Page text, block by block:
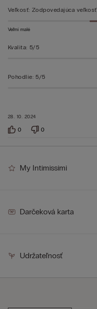
28. 10. 2024
Veľkosť: Zodpovedajúca veľkosť
Veľmi malé
Kvalita: 5/5
Pohodlie: 5/5
0 0
My Intimissimi
Darčeková karta
Udržateľnosť